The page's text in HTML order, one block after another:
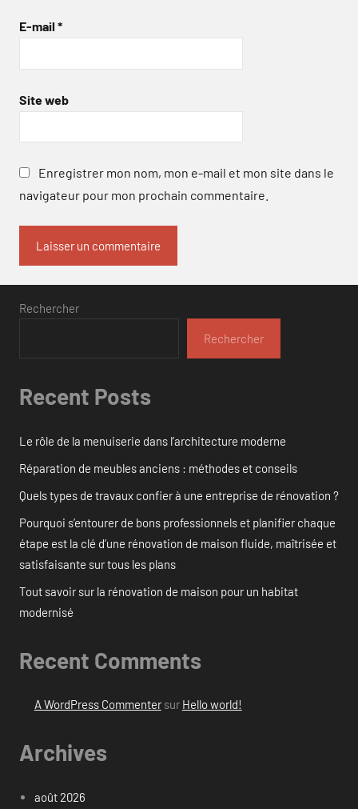
E-mail *
Site web
Enregistrer mon nom, mon e-mail et mon site dans le
navigateur pour mon prochain commentaire.
Rechercher
Rechercher
Recent Posts
Le rôle de la menuiserie dans l’architecture moderne
Réparation de meubles anciens : méthodes et conseils
Quels types de travaux confier à une entreprise de rénovation ?
Pourquoi s’entourer de bons professionnels et planifier chaque
étape est la clé d’une rénovation de maison fluide, maîtrisée et
satisfaisante sur tous les plans
Tout savoir sur la rénovation de maison pour un habitat
modernisé
Recent Comments
A WordPress Commentersur Hello world!
Archives
août 2026